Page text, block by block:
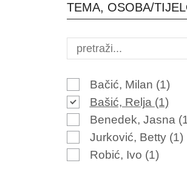
TEMA, OSOBA/
Bačić, Milan (1)
Bašić, Relja (1)
Benedek, Jasna
Jurković, Betty (1)
Robić, Ivo (1)